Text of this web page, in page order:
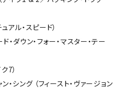
アル・スピード）
・ダウン・フォー・マスター・テー
7）
・シング （フィースト・ヴァージョン